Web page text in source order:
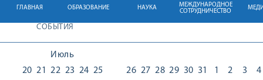
ГЛАВНАЯ ОБРАЗОВАНИЕ НАУКА
МЕЖДУНАРОДНОЕ
СОТРУДНИЧЕСТВО
СОБЫТИЯ
Июль
20 21
22 23 24 25
26 27 28 29 30 31
1
2
3
4